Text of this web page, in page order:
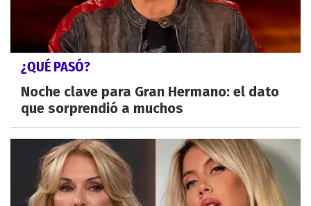
¿QUÉ PASÓ?
Noche clave para Gran Hermano: el dato
que sorprendió a muchos